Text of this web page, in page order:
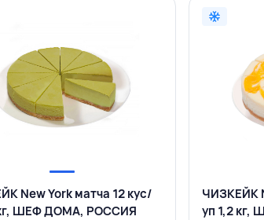
New York матча 12 кус/
ШЕФ ДОМА, РОССИЯ
ЧИЗКЕЙК
уп 1,2